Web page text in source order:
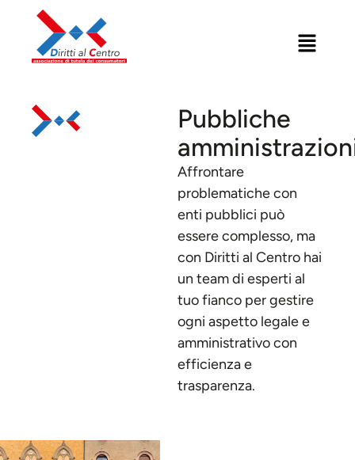
Pubbliche
Affrontare
problematiche con
enti pubblici può
essere complesso, ma
con Diritti al Centro hai
un team di esperti al
tuo fianco per gestire
ogni aspetto legale e
amministrativo con
efficienza e
trasparenza.